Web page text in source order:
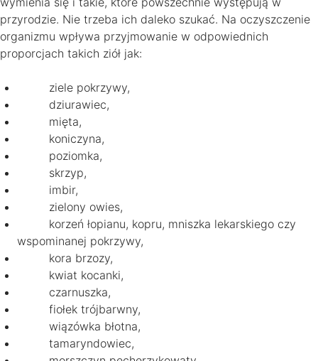
przyrodzie. Nie trzeba ich daleko szukać. Na oczyszczenie
organizmu wpływa przyjmowanie w odpowiednich
proporcjach takich ziół jak:
ziele pokrzywy,
dziurawiec,
mięta,
koniczyna,
poziomka,
skrzyp,
imbir,
zielony owies,
korzeń łopianu, kopru, mniszka lekarskiego czy
wspominanej pokrzywy,
kora brzozy,
kwiat kocanki,
czarnuszka,
fiołek trójbarwny,
wiązówka błotna,
tamaryndowiec,